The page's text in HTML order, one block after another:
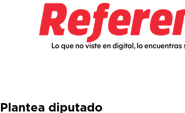
Plantea diputado